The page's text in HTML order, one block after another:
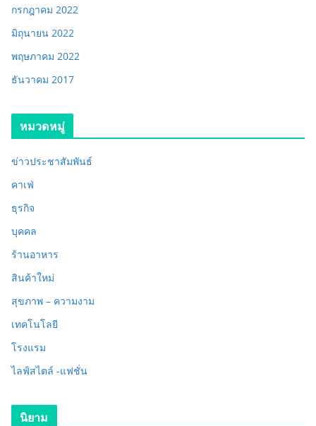
กรกฎาคม 2022
มิถุนายน 2022
พฤษภาคม 2022
ธันวาคม 2017
หมวดหมู่
ข่าวประชาสัมพันธ์
คาเฟ่
ธุรกิจ
บุคคล
ร้านอาหาร
สินค้าใหม่
สุขภาพ – ความงาม
เทคโนโลยี
โรงแรม
ไลฟ์สไตล์ -แฟชั่น
นิยาม